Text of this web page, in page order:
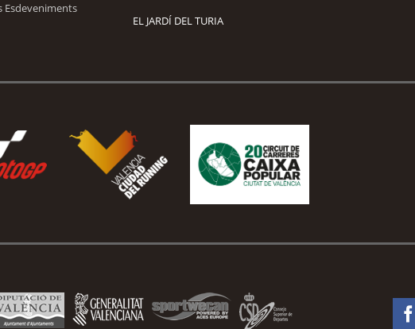
Esdeveniments
EL JARDÍ DEL TURIA